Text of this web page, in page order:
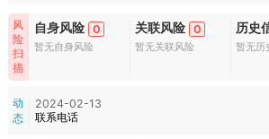
风
险
扫
描
自身风险 0
暂无自身风险
关联风险 0
暂无关联风险
历史
暂无历
动
态
2024-02-13
联系电话